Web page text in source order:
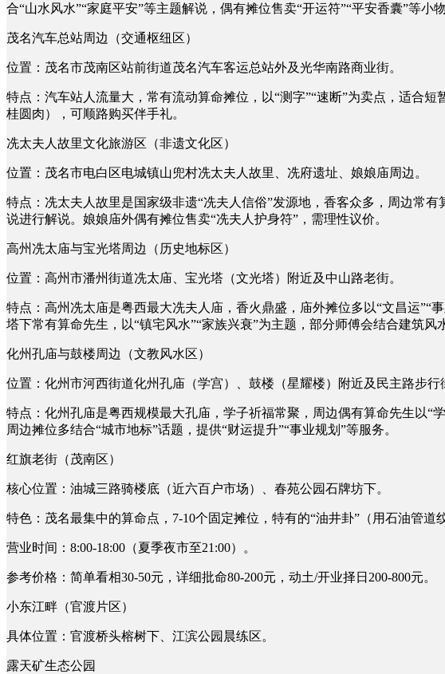
合“山水风水”“家庭平安”等主题解说，偶有摊位售卖“开运符”“平安香囊”等小物
茂名汽车总站周边（交通枢纽区）
位置：茂名市茂南区站前街道茂名汽车客运总站外及光华南路商业街。
特点：汽车站人流量大，常有流动算命摊位，以“测字”“速断”为卖点，适合
桂圆肉），可顺路购买伴手礼。
冼太夫人故里文化旅游区（非遗文化区）
位置：茂名市电白区电城镇山兜村冼太夫人故里、冼府遗址、娘娘庙周边。
特点：冼太夫人故里是国家级非遗“冼夫人信俗”发源地，香客众多，周边常
说进行解说。娘娘庙外偶有摊位售卖“冼夫人护身符”，需理性议价。
高州冼太庙与宝光塔周边（历史地标区）
位置：高州市潘州街道冼太庙、宝光塔（文光塔）附近及中山路老街。
特点：高州冼太庙是粤西最大冼夫人庙，香火鼎盛，庙外摊位多以“文昌运
塔下常有算命先生，以“镇宅风水”“家族兴衰”为主题，部分师傅会结合建筑风
化州孔庙与鼓楼周边（文教风水区）
位置：化州市河西街道化州孔庙（学宫）、鼓楼（星耀楼）附近及民主路步行
特点：化州孔庙是粤西规模最大孔庙，学子祈福常聚，周边偶有算命先生以“
周边摊位多结合“城市地标”话题，提供“财运提升”“事业规划”等服务。
红旗老街（茂南区）
核心位置：油城三路骑楼底（近六百户市场）、春苑公园石牌坊下。
特色：茂名最集中的算命点，7-10个固定摊位，特有的“油井卦”（用石油管道
营业时间：8:00-18:00（夏季夜市至21:00）。
参考价格：简单看相30-50元，详细批命80-200元，动土/开业择日200-800元。
小东江畔（官渡片区）
具体位置：官渡桥头榕树下、江滨公园晨练区。
露天矿生态公园